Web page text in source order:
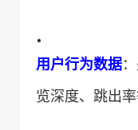
•
​用户行为数据​
览深度、跳出